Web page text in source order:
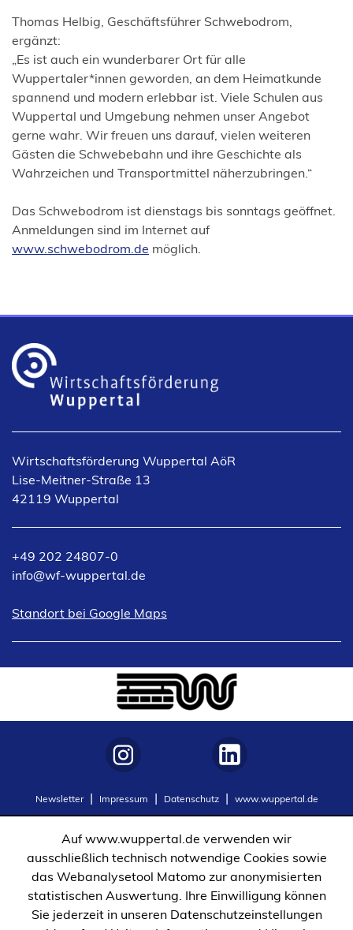
Thomas Helbig, Geschäftsführer Schwebodrom,
ergänzt:
„Es ist auch ein wunderbarer Ort für alle
Wuppertaler*innen geworden, an dem Heimatkunde
spannend und modern erlebbar ist. Viele Schulen aus
Wuppertal und Umgebung nehmen unser Angebot
gerne wahr. Wir freuen uns darauf, vielen weiteren
Gästen die Schwebebahn und ihre Geschichte als
Wahrzeichen und Transportmittel näherzubringen.“
Das Schwebodrom ist dienstags bis sonntags geöffnet.
Anmeldungen sind im Internet auf
www.schwebodrom.de
(Öffnet
möglich.
Wirtschaftsförderung Wuppertal AöR
Lise-Meitner-Straße 13
42119 Wuppertal
+49 202 24807-0
info
wf-wuppertal de
Standort bei Google Maps
(Öffnet
neuen
Newsletter
in
Impressum Datenschutz www.wuppertal.de
in
Auf www.wuppertal.de verwenden wir
ausschließlich technisch notwendige Cookies sowie
das Webanalysetool Matomo zur anonymisierten
statistischen Auswertung. Ihre Einwilligung können
Sie jederzeit in unseren Datenschutzeinstellungen